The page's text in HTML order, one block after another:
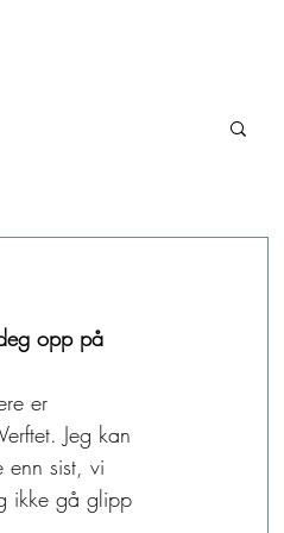
opp på
er
Jeg kan
enn sist, vi
ikke gå glipp